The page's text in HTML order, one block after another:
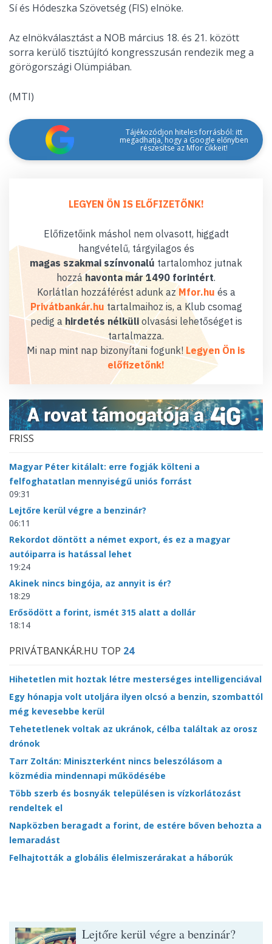
Sí és Hódeszka Szövetség (FIS) elnöke.
Az elnökválasztást a NOB március 18. és 21. között
sorra kerülő tisztújító kongresszusán rendezik meg a
görögországi Olümpiában.
(MTI)
Tájékozódjon hiteles forrásból: itt
megadhatja, hogy a Google előnyben
részesítse az Mfor cikkeit!
LEGYEN ÖN IS ELŐFIZETŐNK!
Előfizetőink máshol nem olvasott, higgadt
hangvételű, tárgyilagos és
magas szakmai színvonalú tartalomhoz jutnak
hozzáhavonta már 1490 forintért.
Korlátlan hozzáférést adunk az Mfor.hu és a
Privátbankár.hu tartalmaihoz is, a Klub csomag
pedig a hirdetés nélküliolvasási lehetőséget is
tartalmazza.
Mi nap mint nap bizonyítani fogunk! Legyen Ön is
előfizetőnk!
FRISS
Magyar Péter kitálalt: erre fogják költeni a
felfoghatatlan mennyiségű uniós forrást
09:31
Lejtőre kerül végre a benzinár?
06:11
Rekordot döntött a német export, és ez a magyar
autóiparra is hatással lehet
19:24
Akinek nincs bingója, az annyit is ér?
18:29
Erősödött a forint, ismét 315 alatt a dollár
18:14
PRIVÁTBANKÁR.HU TOP 24
Hihetetlen mit hoztak létre mesterséges intelligenciával
Egy hónapja volt utoljára ilyen olcsó a benzin, szombattól
még kevesebbe kerül
Tehetetlenek voltak az ukránok, célba találtak az orosz
drónok
Tarr Zoltán: Miniszterként nincs beleszólásom a
közmédia mindennapi működésébe
Több szerb és bosnyák településen is vízkorlátozást
rendeltek el
Napközben beragadt a forint, de estére bőven behozta a
lemaradást
Felhajtották a globális élelmiszerárakat a háborúk
Lejtőre kerül végre a benzinár?